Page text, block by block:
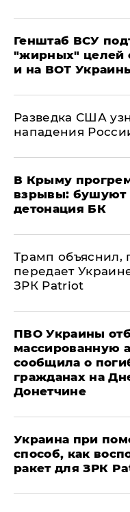
Генштаб ВСУ
"жирных" целей
и на ВОТ
Разведка США
нападения
В Крыму
взрывы:
детонация БК
Трамп объяснил,
передает
ЗРК Patriot
ПВО Украины
массированную
сообщила о
гражданах на
Донетчине
Украина при
способ, как
ракет для ЗРК